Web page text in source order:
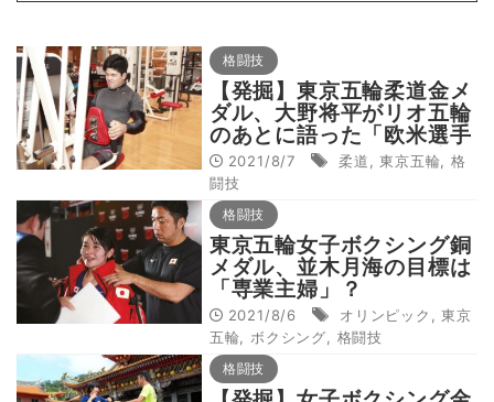
格闘技
【発掘】東京五輪柔道金メ
ダル、大野将平がリオ五輪
のあとに語った「欧米選手
に負けないフィジカル強化
法」
2021/8/7 柔道 ,東京五輪
格
闘技
格闘技
東京五輪女子ボクシング銅
メダル、並木月海の目標は
「専業主婦」？
2021/8/6 オリンピック ,東京
五輪
ボクシング 格闘技
格闘技